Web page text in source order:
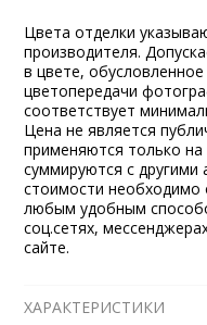
Цвета отделки
производителя.
в цвете,
цветопередачи
соответствует
Цена не является
применяются только на
суммируются с другими
стоимости необходимо
любым удобным
соц.сетях,
сайте.
ХАРАКТЕРИСТИКИ